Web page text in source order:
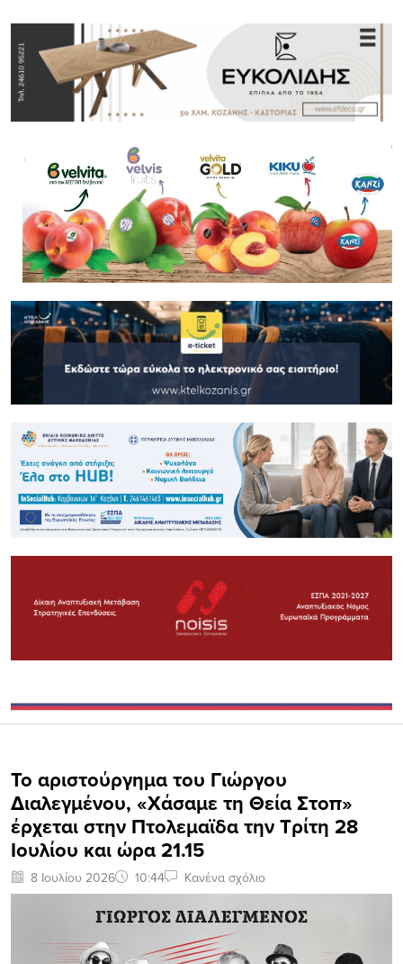
Το αριστούργημα του Γιώργου
Διαλεγμένου, «Χάσαμε τη Θεία Στοπ»
έρχεται στην Πτολεμαϊδα την Τρίτη 28
Ιουλίου και ώρα 21.15
8 Ιουλίου 2026 10:44 Κανένα σχόλιο